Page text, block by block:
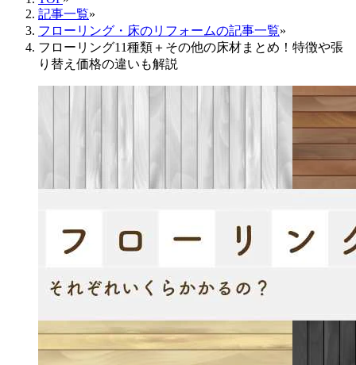
記事一覧»
フローリング・床のリフォームの記事一覧»
フローリング11種類＋その他の床材まとめ！特徴や張
り替え価格の違いも解説